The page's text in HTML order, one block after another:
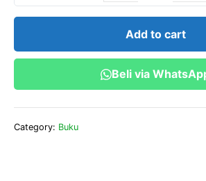
quantity
Add to cart
Beli via
Category: Buku